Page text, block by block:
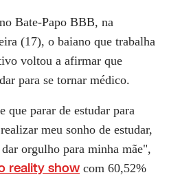
Bate-Papo BBB, na
(17), o baiano que trabalha
voltou a afirmar que
para se tornar médico.
que parar de estudar para
meu sonho de estudar,
orgulho para minha mãe",
reality show com 60,52%